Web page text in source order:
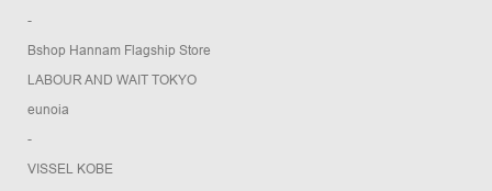
-
Bshop Hannam Flagship Store
LABOUR AND WAIT TOKYO
eunoia
-
VISSEL KOBE